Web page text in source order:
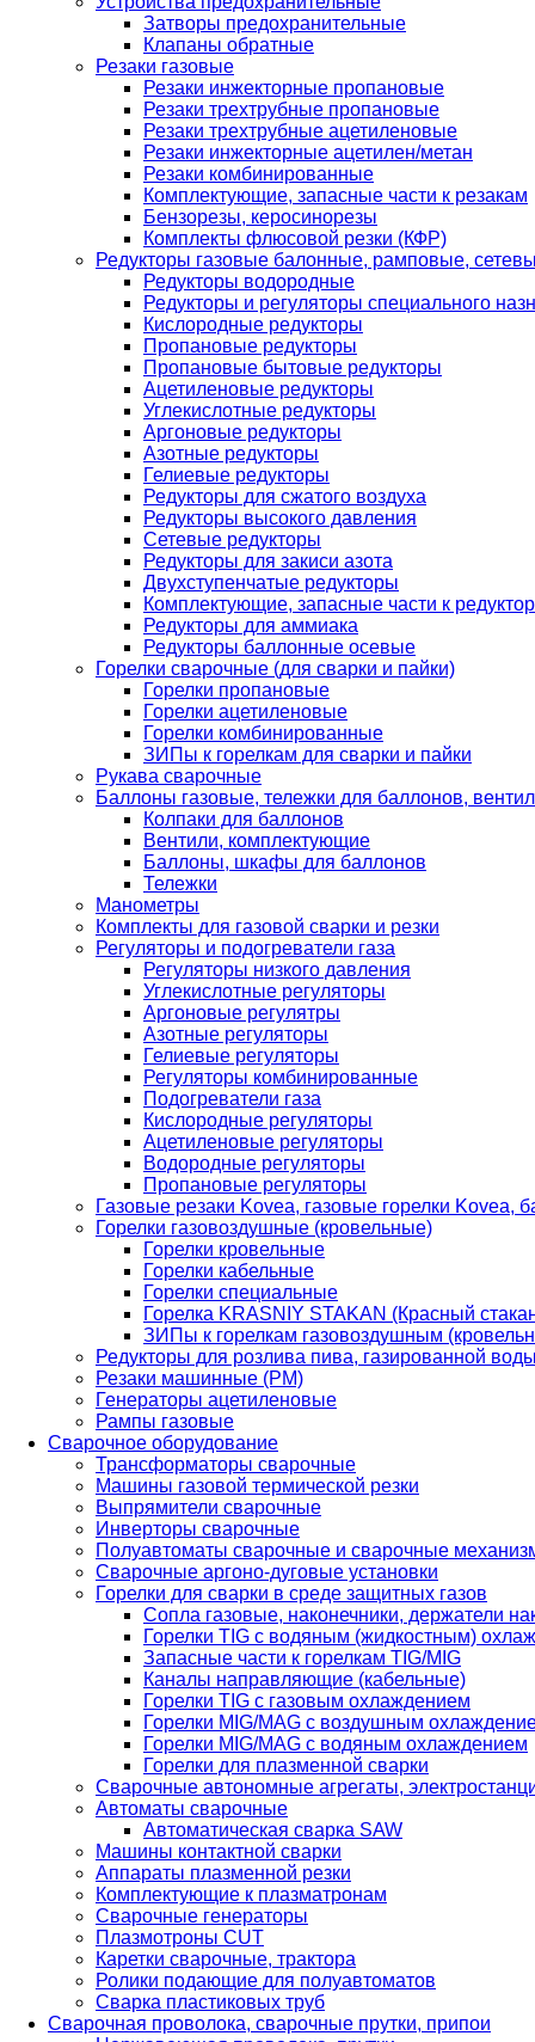
Затворы предохранительные
Клапаны обратные
Резаки газовые
Резаки инжекторные пропановые
Резаки трехтрубные пропановые
Резаки трехтрубные ацетиленовые
Резаки инжекторные ацетилен/метан
Резаки комбинированные
Комплектующие, запасные части к резакам
Бензорезы, керосинорезы
Комплекты флюсовой резки (КФР)
Редукторы газовые балонные, рамповые,
Редукторы водородные
Редукторы и регуляторы специального
Кислородные редукторы
Пропановые редукторы
Пропановые бытовые редукторы
Ацетиленовые редукторы
Углекислотные редукторы
Аргоновые редукторы
Азотные редукторы
Гелиевые редукторы
Редукторы для сжатого воздуха
Редукторы высокого давления
Сетевые редукторы
Редукторы для закиси азота
Двухступенчатые редукторы
Комплектующие, запасные части к
Редукторы для аммиака
Редукторы баллонные осевые
Горелки сварочные (для сварки и пайки)
Горелки пропановые
Горелки ацетиленовые
Горелки комбинированные
ЗИПы к горелкам для сварки и пайки
Рукава сварочные
Баллоны газовые, тележки для баллонов,
Колпаки для баллонов
Вентили, комплектующие
Баллоны, шкафы для баллонов
Тележки
Манометры
Комплекты для газовой сварки и резки
Регуляторы и подогреватели газа
Регуляторы низкого давления
Углекислотные регуляторы
Аргоновые регулятры
Азотные регуляторы
Гелиевые регуляторы
Регуляторы комбинированные
Подогреватели газа
Кислородные регуляторы
Ацетиленовые регуляторы
Водородные регуляторы
Пропановые регуляторы
Газовые резаки Kovea, газовые горелки Kovea,
Горелки газовоздушные (кровельные)
Горелки кровельные
Горелки кабельные
Горелки специальные
Горелка KRASNIY STAKAN (Красный
ЗИПы к горелкам газовоздушным
Редукторы для розлива пива, газированной
Резаки машинные (РМ)
Генераторы ацетиленовые
Рампы газовые
Сварочное оборудование
Трансформаторы сварочные
Машины газовой термической резки
Выпрямители сварочные
Инверторы сварочные
Полуавтоматы сварочные и сварочные
Сварочные аргоно-дуговые установки
Горелки для сварки в среде защитных газов
Сопла газовые, наконечники, держатели
Горелки TIG с водяным (жидкостным)
Запасные части к горелкам TIG/MIG
Каналы направляющие (кабельные)
Горелки TIG с газовым охлаждением
Горелки MIG/MAG с воздушным
Горелки MIG/MAG с водяным охлаждением
Горелки для плазменной сварки
Сварочные автономные агрегаты,
Автоматы сварочные
Автоматическая сварка SAW
Машины контактной сварки
Аппараты плазменной резки
Комплектующие к плазматронам
Сварочные генераторы
Плазмотроны CUT
Каретки сварочные, трактора
Ролики подающие для полуавтоматов
Сварка пластиковых труб
Сварочная проволока, сварочные прутки, припои